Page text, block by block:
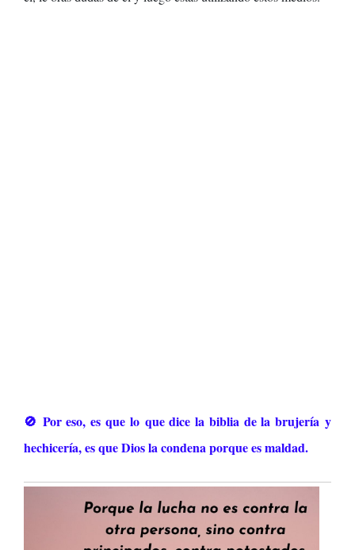
🚫 Por eso, es que lo que dice la biblia de la brujería y
hechicería, es que Dios la condena porque es maldad.